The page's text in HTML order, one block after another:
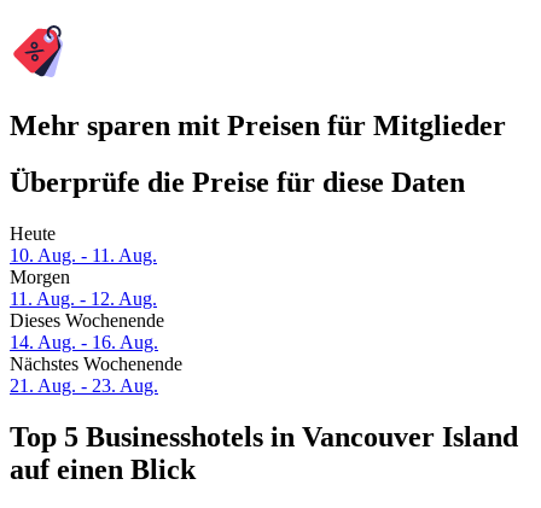
Mehr sparen mit Preisen für Mitglieder
Überprüfe die Preise für diese Daten
Heute
10. Aug. - 11. Aug.
Morgen
11. Aug. - 12. Aug.
Dieses Wochenende
14. Aug. - 16. Aug.
Nächstes Wochenende
21. Aug. - 23. Aug.
Top 5 Businesshotels in Vancouver Island
auf einen Blick